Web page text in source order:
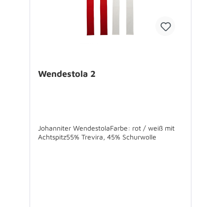
Wendestola 2
Johanniter WendestolaFarbe: rot / weiß mit
Achtspitz55% Trevira, 45% Schurwolle